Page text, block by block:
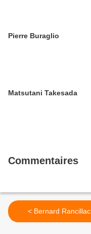
Pierre Buraglio
Matsutani Takesada
Commentaires
< Bernard Rancillac